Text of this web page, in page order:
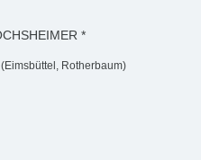
*
Rotherbaum)